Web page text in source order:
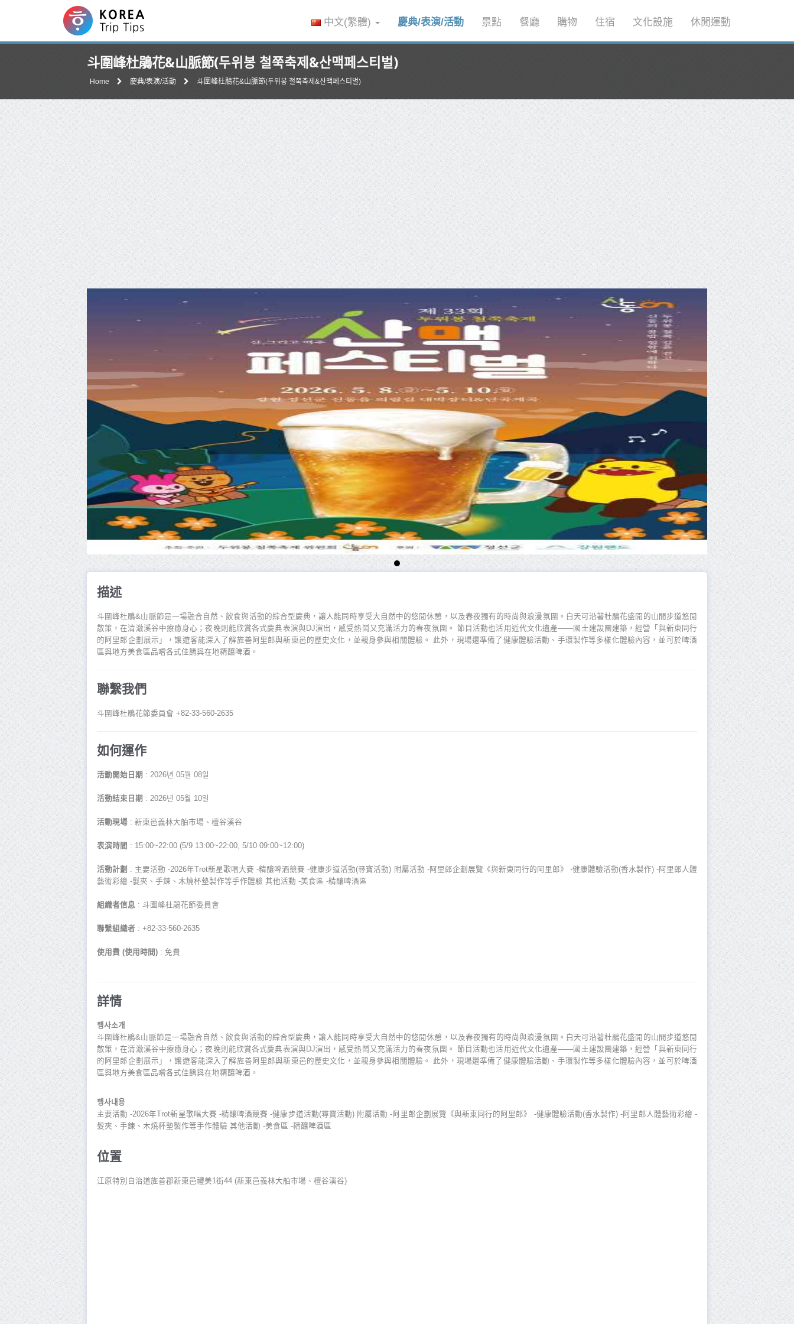
中文(繁體) 慶典/表演/活動 景點 餐廳 購物 住宿 文化設施 休閒運動
斗圍峰杜鵑花&山脈節(두위봉 철쭉축제&산맥페스티벌)
Home 慶典/表演/活動 斗圍峰杜鵑花&山脈節(두위봉 철쭉축제&산맥페스티벌)
描述
斗圍峰杜鵑&山脈節是一場融合自然、飲食與活動的綜合型慶典，讓人能同時享受大自然中的悠閒休憩，以及春夜獨有的時尚與浪漫氛圍。白天可沿著杜鵑花盛開的山間步道悠閒
散策，在清澈溪谷中療癒身心；夜晚則能欣賞各式慶典表演與DJ演出，感受熱鬧又充滿活力的春夜氛圍。 節目活動也活用近代文化遺產——國土建設團建築，經營「與新東同行
的阿里郎企劃展示」，讓遊客能深入了解旌善阿里郎與新東邑的歷史文化，並親身參與相關體驗。 此外，現場還準備了健康體驗活動、手環製作等多樣化體驗內容，並可於啤酒
區與地方美食區品嚐各式佳餚與在地精釀啤酒。
聯繫我們
斗圍峰杜鵑花節委員會 +82-33-560-2635
如何運作
活動開始日期 : 2026년 05월 08일
活動結束日期 : 2026년 05월 10일
活動現場 : 新東邑義林大舶市場、檀谷溪谷
表演時間 : 15:00~22:00 (5/9 13:00~22:00, 5/10 09:00~12:00)
活動計劃 : 主要活動 -2026年Trot新星歌唱大賽 -精釀啤酒競賽 -健康步道活動(尋寶活動) 附屬活動 -阿里郎企劃展覽《與新東同行的阿里郎》 -健康體驗活動(香水製作) -阿里郎人體
藝術彩繪 -髮夾、手鍊、木燒杯墊製作等手作體驗 其他活動 -美食區 -精釀啤酒區
組織者信息 : 斗圍峰杜鵑花節委員會
聯繫組織者 : +82-33-560-2635
使用費 (使用時間) : 免費
詳情
행사소개
斗圍峰杜鵑&山脈節是一場融合自然、飲食與活動的綜合型慶典，讓人能同時享受大自然中的悠閒休憩，以及春夜獨有的時尚與浪漫氛圍。白天可沿著杜鵑花盛開的山間步道悠閒
散策，在清澈溪谷中療癒身心；夜晚則能欣賞各式慶典表演與DJ演出，感受熱鬧又充滿活力的春夜氛圍。 節目活動也活用近代文化遺產——國土建設團建築，經營「與新東同行
的阿里郎企劃展示」，讓遊客能深入了解旌善阿里郎與新東邑的歷史文化，並親身參與相關體驗。 此外，現場還準備了健康體驗活動、手環製作等多樣化體驗內容，並可於啤酒
區與地方美食區品嚐各式佳餚與在地精釀啤酒。
행사내용
主要活動 -2026年Trot新星歌唱大賽 -精釀啤酒競賽 -健康步道活動(尋寶活動) 附屬活動 -阿里郎企劃展覽《與新東同行的阿里郎》 -健康體驗活動(香水製作) -阿里郎人體藝術彩繪 -
髮夾、手鍊、木燒杯墊製作等手作體驗 其他活動 -美食區 -精釀啤酒區
位置
江原特別自治道旌善郡新東邑禮美1街44 (新東邑義林大舶市場、檀谷溪谷)